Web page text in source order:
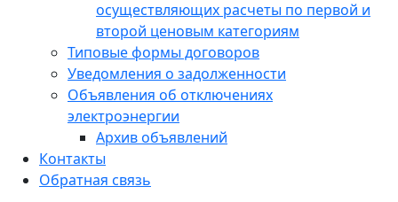
осуществляющих расчеты по первой и
второй ценовым категориям
Типовые формы договоров
Уведомления о задолженности
Объявления об отключениях
электроэнергии
Архив объявлений
Контакты
Обратная связь